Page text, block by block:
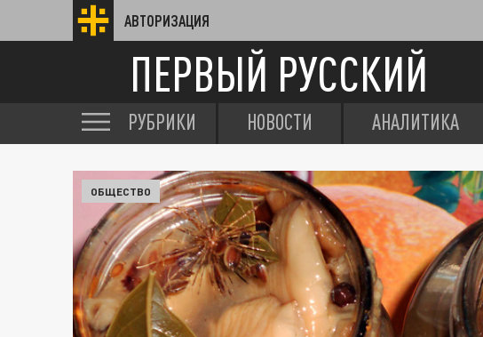
АВТОРИЗАЦИЯ
ПЕРВЫЙ РУССКИЙ
РУБРИКИ НОВОСТИ АНАЛИТИКА
ОБЩЕСТВО